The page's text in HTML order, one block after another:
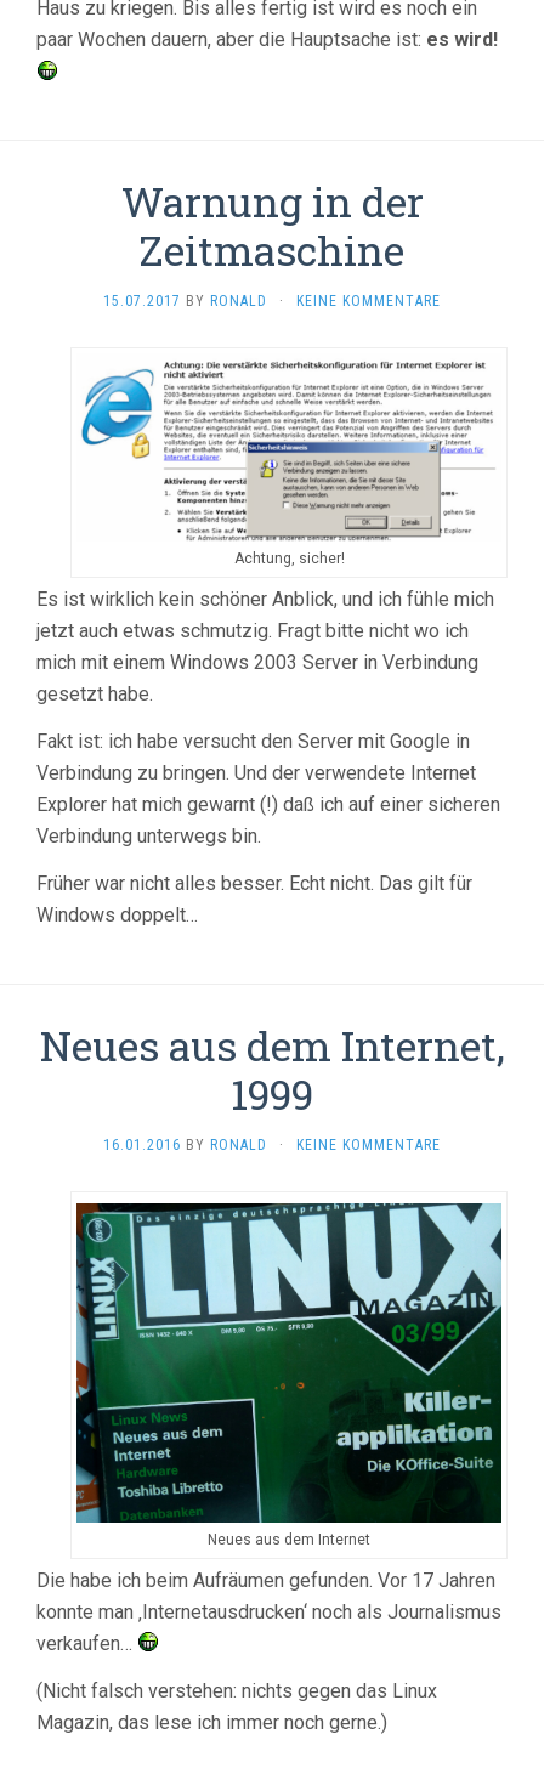
Haus zu kriegen. Bis alles fertig ist wird es noch ein
paar Wochen dauern, aber die Hauptsache ist: es wird!
Warnung in der
Zeitmaschine
15.07.2017 BY RONALD · KEINE KOMMENTARE
Achtung, sicher!
Es ist wirklich kein schöner Anblick, und ich fühle mich
jetzt auch etwas schmutzig. Fragt bitte nicht wo ich
mich mit einem Windows 2003 Server in Verbindung
gesetzt habe.
Fakt ist: ich habe versucht den Server mit Google in
Verbindung zu bringen. Und der verwendete Internet
Explorer hat mich gewarnt (!) daß ich auf einer sicheren
Verbindung unterwegs bin.
Früher war nicht alles besser. Echt nicht. Das gilt für
Windows doppelt…
Neues aus dem Internet,
1999
16.01.2016 BY RONALD · KEINE KOMMENTARE
Neues aus dem Internet
Die habe ich beim Aufräumen gefunden. Vor 17 Jahren
konnte man ‚Internetausdrucken‘ noch als Journalismus
verkaufen…
(Nicht falsch verstehen: nichts gegen das Linux
Magazin, das lese ich immer noch gerne.)